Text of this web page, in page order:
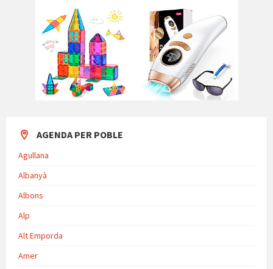
AGENDA PER POBLE
Agullana
Albanyà
Albons
Alp
Alt Emporda
Amer